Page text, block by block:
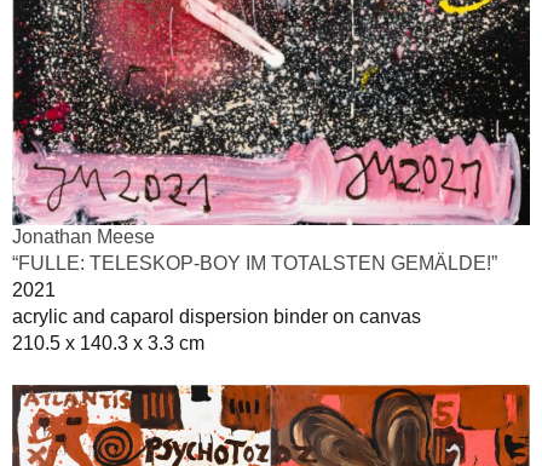
Jonathan Meese
“FULLE: TELESKOP-BOY IM TOTALSTEN GEMÄLDE!”
2021
acrylic and caparol dispersion binder on canvas
210.5 x 140.3 x 3.3 cm